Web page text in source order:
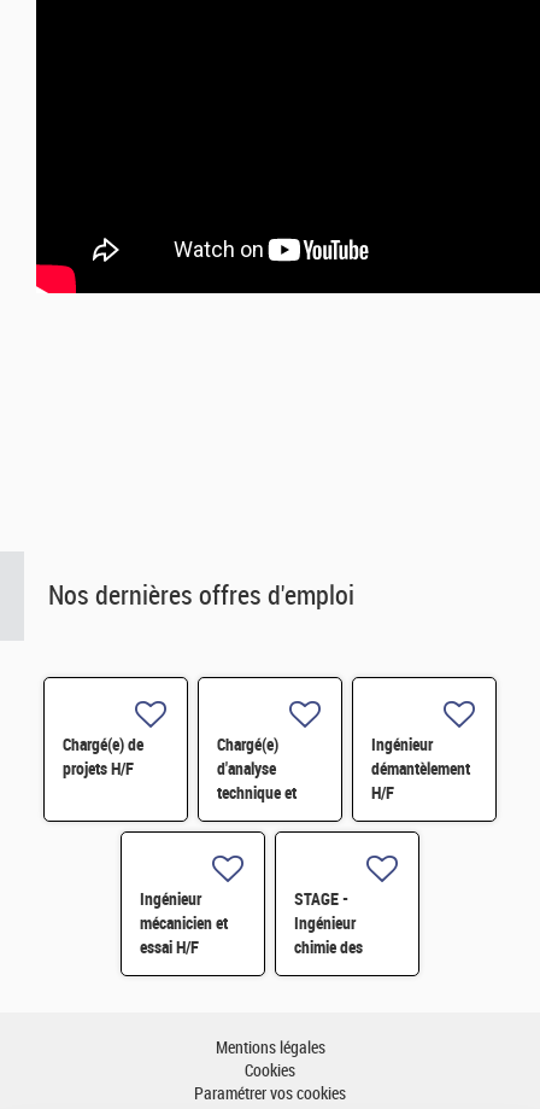
Nos dernières offres d'emploi
Chargé(e) de
projets H/F
Chargé(e)
d'analyse
technique et
financière des
contrats de
maintenance
électromécanique
Ingénieur
démantèlement
H/F
Ingénieur
mécanicien et
essai H/F
STAGE -
Ingénieur
chimie des
matériaux -
Mentions légales
Cookies
Paramétrer vos cookies